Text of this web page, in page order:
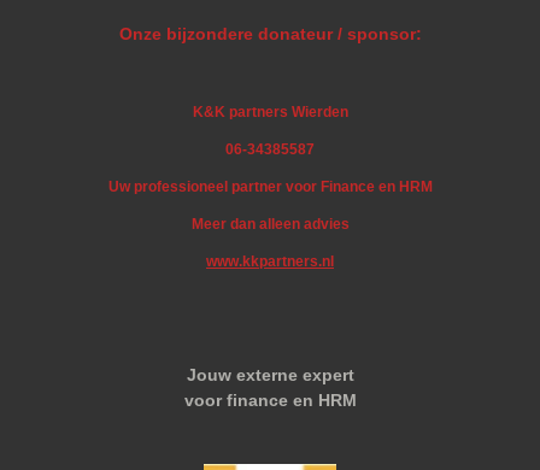
Onze bijzondere donateur / sponsor:
K&K partners Wierden
06-34385587
Uw professioneel partner voor Finance en HRM
Meer dan alleen advies
www.kkpartners.nl
Jouw externe expert
voor finance en HRM